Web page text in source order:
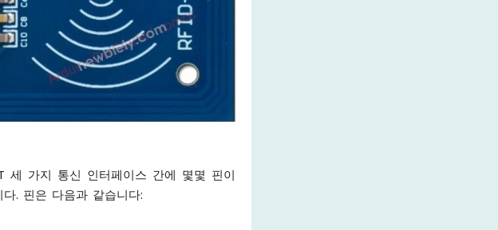
세 가지 통신 인터페이스 간에 몇몇 핀이
. 핀은 다음과 같습니다: